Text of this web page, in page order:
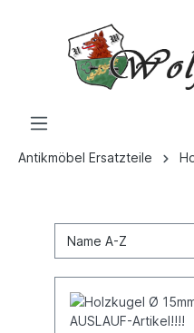
Antikmöbel Ersatzteile